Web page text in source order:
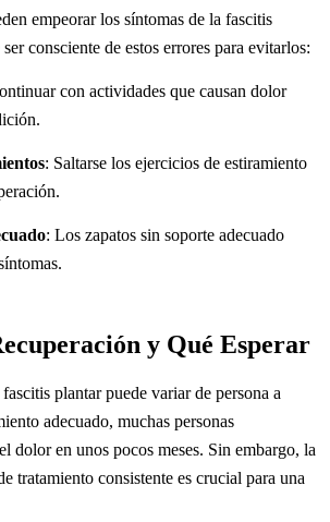
empeorar los síntomas de la fascitis
consciente de estos errores para evitarlos:
con actividades que causan dolor
: Saltarse los ejercicios de estiramiento
: Los zapatos sin soporte adecuado
y Qué Esperar
plantar puede variar de persona a
adecuado, muchas personas
dolor en unos pocos meses. Sin embargo, la
tratamiento consistente es crucial para una